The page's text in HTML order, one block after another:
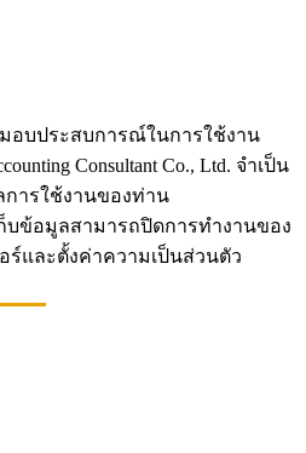
อบประสบการณ์ในการใช้งาน
Consultant Co., Ltd. จำเป็น
การใช้งานของท่าน
บข้อมูลสามารถปิดการทำงานของ
ร์และตั้งค่าความเป็นส่วนตัว